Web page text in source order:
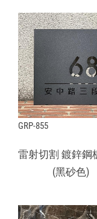
GRP-855
雷射切割 鍍鋅鋼
(黑砂色)